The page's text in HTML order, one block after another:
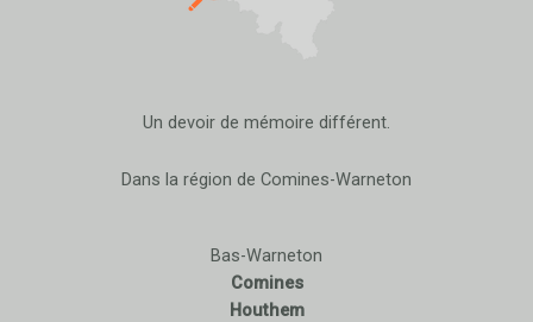
Un devoir de mémoire différent.
Dans la région de Comines-Warneton
Bas-Warneton
Comines
Houthem